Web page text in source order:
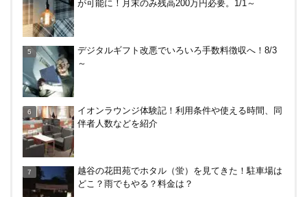
技あり】Amazonギフト券の最低額が100円～に改
悪！デジタルは10倍に
が可能に！月末のみ残高200万円必要。1/1～
える！リスクはあるけれど
が可能に！月末のみ残高200万円必要。1/1～
デジタルギフト改悪でいろいろ手数料徴収へ！8/3
～
イオンラウンジ体験記！利用条件や使える時間、同
伴者人数などを紹介
越谷の花田苑でホタル（蛍）を見てきた！駐車場は
どこ？雨でもやる？料金は？